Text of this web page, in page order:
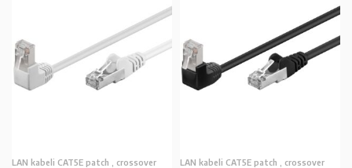
LAN kabeli CAT5E patch , crossover LAN kabeli CAT5E patch , crossover